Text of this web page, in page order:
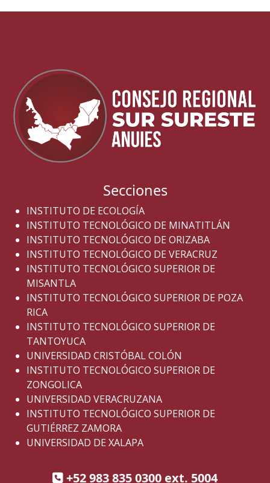
Secciones
INSTITUTO DE ECOLOGÍA
INSTITUTO TECNOLÓGICO DE MINATITLÁN
INSTITUTO TECNOLÓGICO DE ORIZABA
INSTITUTO TECNOLÓGICO DE VERACRUZ
INSTITUTO TECNOLÓGICO SUPERIOR DE
MISANTLA
INSTITUTO TECNOLÓGICO SUPERIOR DE POZA
RICA
INSTITUTO TECNOLÓGICO SUPERIOR DE
TANTOYUCA
UNIVERSIDAD CRISTÓBAL COLÓN
INSTITUTO TECNOLÓGICO SUPERIOR DE
ZONGOLICA
UNIVERSIDAD VERACRUZANA
INSTITUTO TECNOLÓGICO SUPERIOR DE
GUTIÉRREZ ZAMORA
UNIVERSIDAD DE XALAPA
+52 983 835 0300 ext. 5004